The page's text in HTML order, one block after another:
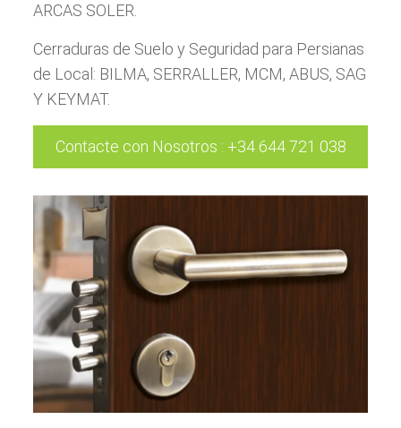
ARCAS SOLER.
Cerraduras de Suelo y Seguridad para Persianas
de Local: BILMA, SERRALLER, MCM, ABUS, SAG
Y KEYMAT.
Contacte con Nosotros : +34 644 721 038